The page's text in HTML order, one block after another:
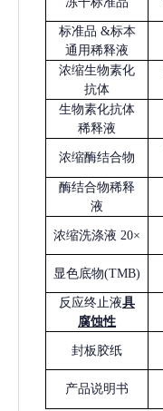
标准品 &标本
通用稀释液
浓缩生物素化
抗体
生物素化抗体
稀释液
浓缩酶结合物
酶结合物稀释
液
浓缩洗涤液 20×
显色底物(TMB)
反应终止液具
腐蚀性
封板胶纸
产品说明书